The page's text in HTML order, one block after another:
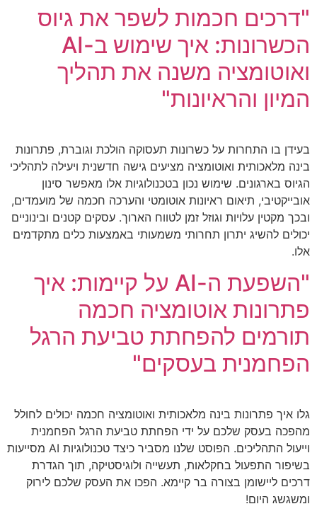
"דרכים חכמות לשפר את גיוס
הכשרונות: איך שימוש ב-AI
ואוטומציה משנה את תהליך
המיון והראיונות"
בעידן בו התחרות על כשרונות תעסוקה הולכת וגוברת, פתרונות
בינה מלאכותית ואוטומציה מציעים גישה חדשנית ויעילה לתהליכי
הגיוס בארגונים. שימוש נכון בטכנולוגיות אלו מאפשר סינון
אובייקטיבי, תיאום ראיונות אוטומטי והערכה חכמה של מועמדים,
ובכך מקטין עלויות וגוזל זמן לטווח הארוך. עסקים קטנים ובינוניים
יכולים להשיג יתרון תחרותי משמעותי באמצעות כלים מתקדמים
אלו.
"השפעת ה-AI על קיימות: איך
פתרונות אוטומציה חכמה
תורמים להפחתת טביעת הרגל
הפחמנית בעסקים"
גלו איך פתרונות בינה מלאכותית ואוטומציה חכמה יכולים לחולל
מהפכה בעסק שלכם על ידי הפחתת טביעת הרגל הפחמנית
וייעול התהליכים. הפוסט שלנו מסביר כיצד טכנולוגיות AI מסייעות
בשיפור התפעול בחקלאות, תעשייה ולוגיסטיקה, תוך הגדרת
דרכים ליישומן בצורה בר קיימא. הפכו את העסק שלכם לירוק
ומשגשג היום!